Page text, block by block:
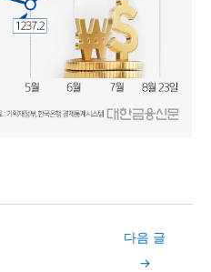
다음 글
→